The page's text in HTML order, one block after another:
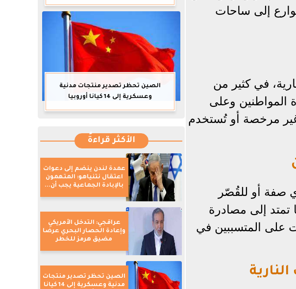
إلى ساحات
في كثير من
المواطنين وعلى
مرخصة أو تُستخدم
صفة أو للقُصّر
تمتد إلى مصادرة
على المتسببين في
الصين تحظر تصدير منتجات مدنية
وعسكرية إلى 14 كيانا أوروبيا
الأكثر قراءةً
عمدة لندن ينضم إلى دعوات
اعتقال نتنياهو: المتهمون
بالإبادة الجماعية يجب أن...
عراقجي: التدخل الأمريكي
وإعادة الحصار البحري عرضا
مضيق هرمز للخطر
الصين تحظر تصدير منتجات
مدنية وعسكرية إلى 14 كيانا